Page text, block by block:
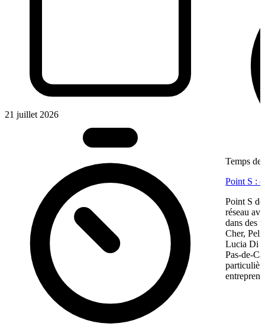
21 juillet 2026
Temps de
Point S :
Point S
réseau
dans des
Cher,
Lucia Di
Pas-de-